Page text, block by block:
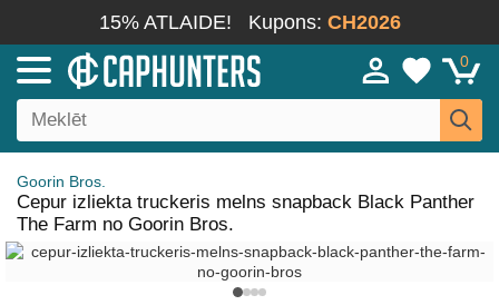
15% ATLAIDE! Kupons: CH2026
0
Goorin Bros.
Cepur izliekta truckeris melns snapback Black Panther
The Farm no Goorin Bros.